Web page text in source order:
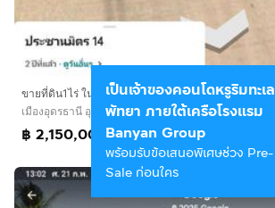
ขายที่ดิน1ไร่ ในซอยประชานิมิตร14 ใก้ล ห้างแมคโคร 2
เมืองอุดรธานี อุดรธานี
฿ 2,150,000
เป็นเจ้าของคอนโดหรูริมทะเล
พัทยา ภายใต้เครือโรงแรม
Banyan Group
พร้อมรับข้อเสนอพิเศษช่วง Pre-
Sale ก่อนใคร